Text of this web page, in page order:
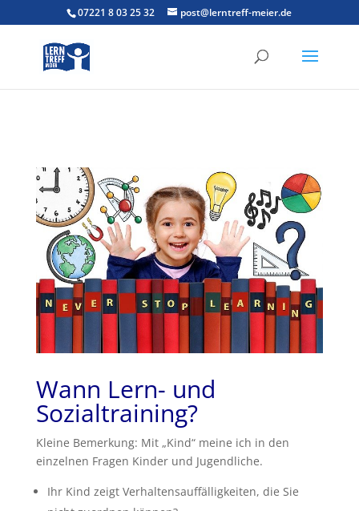
07221 8 03 25 32 post@lerntreff-meier.de
Wann Lern- und
Sozialtraining?
Kleine Bemerkung: Mit „Kind“ meine ich in den
einzelnen Fragen Kinder und Jugendliche.
Ihr Kind zeigt Verhaltensauffälligkeiten, die Sie